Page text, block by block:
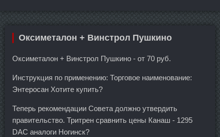
Оксиметалон + Винстрол Пушкино
Оксиметалон + Винстрол Пушкино - от 70 руб.
Инструкция по применению: Торговое наименование:
Энтеросан Хотите купить?
Теперь рекомендации Совета должно утвердить
правительство. Тритрен сравнить цены Канаш - 1295
DAC аналоги Ногинск?